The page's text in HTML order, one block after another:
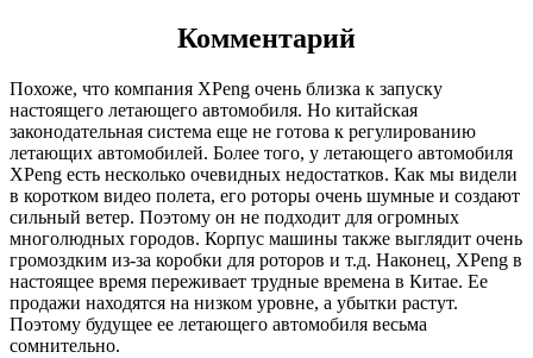
Комментарий
Похоже, что компания XPeng очень близка к запуску
настоящего летающего автомобиля. Но китайская
законодательная система еще не готова к регулированию
летающих автомобилей. Более того, у летающего автомобиля
XPeng есть несколько очевидных недостатков. Как мы видели
в коротком видео полета, его роторы очень шумные и создают
сильный ветер. Поэтому он не подходит для огромных
многолюдных городов. Корпус машины также выглядит очень
громоздким из-за коробки для роторов и т.д. Наконец, XPeng в
настоящее время переживает трудные времена в Китае. Ее
продажи находятся на низком уровне, а убытки растут.
Поэтому будущее ее летающего автомобиля весьма
сомнительно.